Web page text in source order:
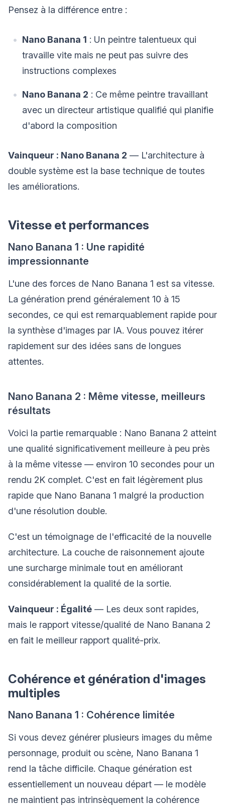
Pensez à la différence entre :
Nano Banana 1 : Un peintre talentueux qui
travaille vite mais ne peut pas suivre des
instructions complexes
Nano Banana 2 : Ce même peintre travaillant
avec un directeur artistique qualifié qui planifie
d'abord la composition
Vainqueur : Nano Banana 2 — L'architecture à
double système est la base technique de toutes
les améliorations.
Vitesse et performances
Nano Banana 1 : Une rapidité
impressionnante
L'une des forces de Nano Banana 1 est sa vitesse.
La génération prend généralement 10 à 15
secondes, ce qui est remarquablement rapide pour
la synthèse d'images par IA. Vous pouvez itérer
rapidement sur des idées sans de longues
attentes.
Nano Banana 2 : Même vitesse, meilleurs
résultats
Voici la partie remarquable : Nano Banana 2 atteint
une qualité significativement meilleure à peu près
à la même vitesse — environ 10 secondes pour un
rendu 2K complet. C'est en fait légèrement plus
rapide que Nano Banana 1 malgré la production
d'une résolution double.
C'est un témoignage de l'efficacité de la nouvelle
architecture. La couche de raisonnement ajoute
une surcharge minimale tout en améliorant
considérablement la qualité de la sortie.
Vainqueur : Égalité — Les deux sont rapides,
mais le rapport vitesse/qualité de Nano Banana 2
en fait le meilleur rapport qualité-prix.
Cohérence et génération d'images
multiples
Nano Banana 1 : Cohérence limitée
Si vous devez générer plusieurs images du même
personnage, produit ou scène, Nano Banana 1
rend la tâche difficile. Chaque génération est
essentiellement un nouveau départ — le modèle
ne maintient pas intrinsèquement la cohérence